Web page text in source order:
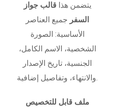
يتضمن هذا قالب جواز
السفر جميع العناصر
الأساسية: الصورة
الشخصية، الاسم الكامل،
الجنسية، تاريخ الإصدار
والانتهاء، وتفاصيل إضافية.
ملف قابل للتخصيص